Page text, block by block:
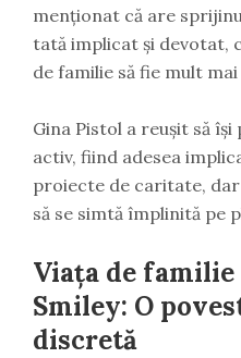
menționat că are
tată implicat și devotat,
de familie să fie mult
Gina Pistol a reușit să
activ, fiind adesea
proiecte de caritate,
să se simtă împlinită pe
Viața de
Smiley: O
discretă